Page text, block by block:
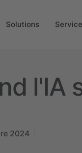
Solutions
l'IA
2024